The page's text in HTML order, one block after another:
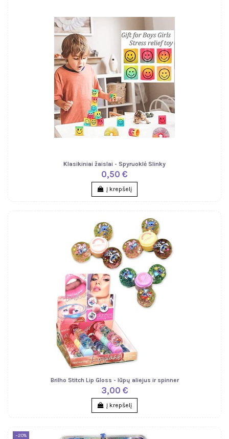
Klasikiniai žaislai - Spyruoklė Slinky
0,50 €
Į krepšelį
Brilho Stitch Lip Gloss - lūpų aliejus ir spinner
3,00 €
Į krepšelį
−20%